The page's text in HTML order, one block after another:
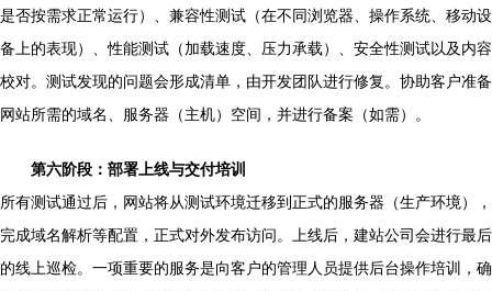
是否按需求正常运行）、兼容性测试（在不同浏览器、操作系统、移动设
备上的表现）、性能测试（加载速度、压力承载）、安全性测试以及内容
校对。测试发现的问题会形成清单，由开发团队进行修复。协助客户准备
网站所需的域名、服务器（主机）空间，并进行备案（如需）。
第六阶段：部署上线与交付培训
所有测试通过后，网站将从测试环境迁移到正式的服务器（生产环境），
完成域名解析等配置，正式对外发布访问。上线后，建站公司会进行最后
的线上巡检。一项重要的服务是向客户的管理人员提供后台操作培训，确